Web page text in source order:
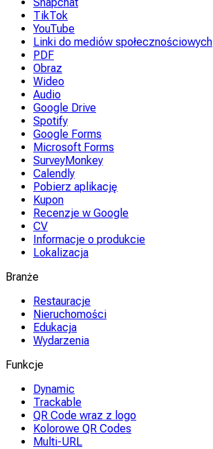
TikTok
YouTube
Linki do mediów społecznościowych
PDF
Obraz
Wideo
Audio
Google Drive
Spotify
Google Forms
Microsoft Forms
SurveyMonkey
Calendly
Pobierz aplikację
Kupon
Recenzje w Google
CV
Informacje o produkcie
Lokalizacja
Branże
Restauracje
Nieruchomości
Edukacja
Wydarzenia
Funkcje
Dynamic
Trackable
QR Code wraz z logo
Kolorowe QR Codes
Multi-URL